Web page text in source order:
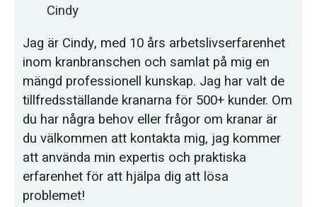
Cindy
Jag är Cindy, med 10 års arbetslivserfarenhet
inom kranbranschen och samlat på mig en
mängd professionell kunskap. Jag har valt de
tillfredsställande kranarna för 500+ kunder. Om
du har några behov eller frågor om kranar är
du välkommen att kontakta mig, jag kommer
att använda min expertis och praktiska
erfarenhet för att hjälpa dig att lösa
problemet!